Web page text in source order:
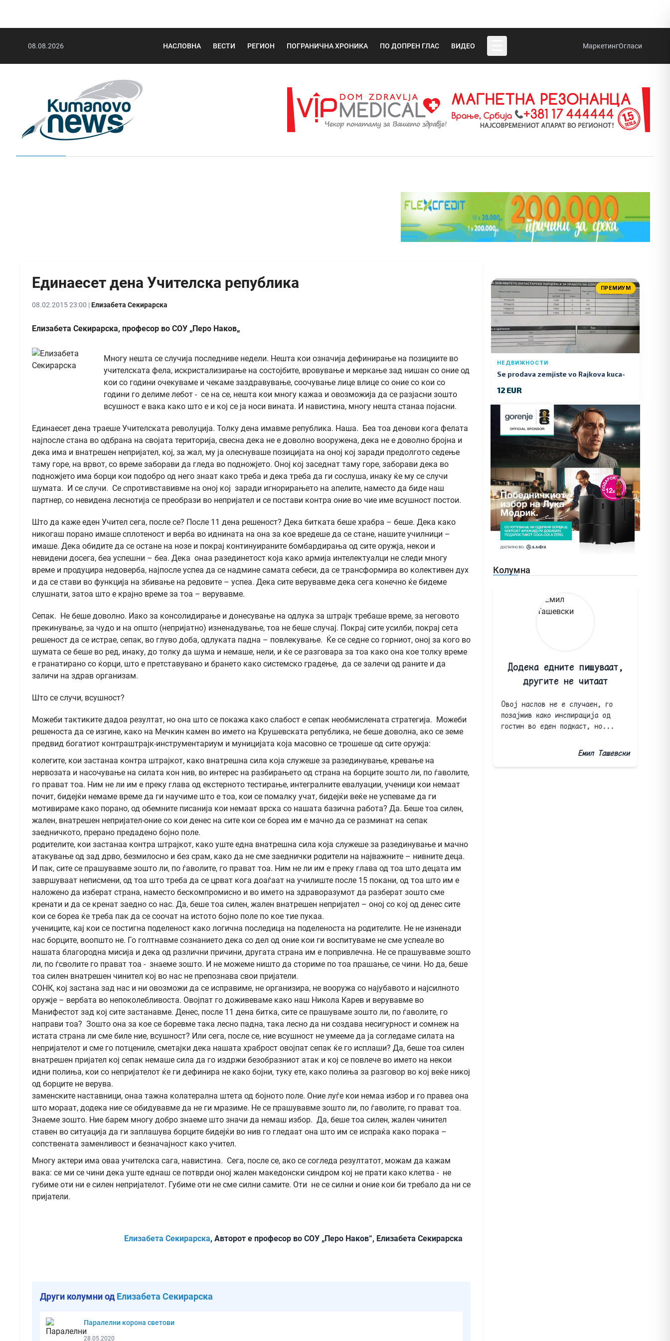
08.08.2026 НАСЛОВНА ВЕСТИ РЕГИОН ПОГРАНИЧНА ХРОНИКА ПО ДОПРЕН ГЛАС ВИДЕО МаркетингОгласи
Единаесет дена Учителска република
08.02.2015 23:00 |Елизабета Секирарска
Елизабета Секирарска, професор во СОУ „Перо Наков„
Многу нешта се случија последниве недели. Нешта кои означија дефинирање на позициите во
учителската фела, искристализирање на состојбите, вровување и меркање зад нишан со оние од
кои со години очекуваме и чекаме заздравување, соочување лице влице со оние со кои со
години го делиме лебот - се на се, нешта кои многу кажаа и овозможија да се разјасни зошто
всушност е вака како што е и кој се ја носи вината. И навистина, многу нешта станаа појасни.
Единаесет дена траеше Учителската револуција. Толку дена имавме република. Наша. Беа тоа денови кога фелата
најпосле стана во одбрана на својата територија, свесна дека не е доволно вооружена, дека не е доволно бројна и
дека има и внатрешен непријател, кој, за жал, му ја олеснуваше позицијата на оној кој заради предолгото седење
таму горе, на врвот, со време заборави да гледа во подножјето. Оној кој заседнат таму горе, заборави дека во
подножјето има борци кои подобро од него знаат како треба и дека треба да ги сослуша, инаку ќе му се случи
шумата. И се случи. Се спротивставивме на оној кој заради игнорирањето на апелите, наместо да биде наш
партнер, со невидена леснотија се преобрази во непријател и се постави контра оние во чие име всушност постои.
Што да каже еден Учител сега, после се? После 11 дена решеност? Дека битката беше храбра – беше. Дека како
никогаш порано имаше сплотеност и верба во иднината на она за кое вредеше да се стане, нашите училници –
имаше. Дека обидите да се остане на нозе и покрај континуираните бомбардирања од сите оружја, некои и
невидени досега, беа успешни – беа. Дека онаа разединетост која како армија интелектуалци не следи многу
време и продуцира недоверба, најпосле успеа да се надмине самата себеси, да се трансформира во колективен дух
и да се стави во функција на збивање на редовите – успеа. Дека сите верувавме дека сега конечно ќе бидеме
слушнати, затоа што е крајно време за тоа – верувавме.
Сепак. Не беше доволно. Иако за консолидирање и донесување на одлука за штрајк требаше време, за неговото
прекинување, за чудо и на општо (непријатно) изненадување, тоа не беше случај. Покрај сите усилби, покрај сета
решеност да се истрае, сепак, во глуво доба, одлуката падна – повлекување. Ќе се седне со горниот, оној за кого во
шумата се беше во ред, инаку, до толку да шума и немаше, нели, и ќе се разговара за тоа како она кое толку време
е гранатирано со ќорци, што е претставувано и брането како системско градење, да се залечи од раните и да
заличи на здрав организам.
Што се случи, всушност?
Можеби тактиките дадоа резултат, но она што се покажа како слабост е сепак необмислената стратегија. Можеби
решеноста да се изгине, како на Мечкин камен во името на Крушевската република, не беше доволна, ако се земе
предвид богатиот контраштрајк-инструментариум и муницијата која масовно се трошеше од сите оружја:
колегите, кои застанаа контра штрајкот, како внатрешна сила која служеше за разединување, кревање на
нервозата и насочување на силата кон нив, во интерес на разбирањето од страна на борците зошто ли, по ѓаволите,
го прават тоа. Ним не ли им е преку глава од екстерното тестирање, интегралните евалуации, ученици кои немаат
почит, бидејќи немаме време да ги научиме што е тоа, кои се помалку учат, бидејќи веќе не успеваме да ги
мотивираме како порано, од обемните писанија кои немаат врска со нашата базична работа? Да. Беше тоа силен,
жален, внатрешен непријател-оние со кои денес на сите кои се бореа им е мачно да се разминат на сепак
заедничкото, прерано предадено бојно поле.
родителите, кои застанаа контра штрајкот, како уште една внатрешна сила која служеше за разединување и мачно
атакување од зад дрво, безмилосно и без срам, како да не сме заеднички родители на најважните – нивните деца.
И пак, сите се прашувавме зошто ли, по ѓаволите, го прават тоа. Ним не ли им е преку глава од тоа што децата им
завршуваат неписмени, од тоа што треба да се црват кога доаѓаат на училиште после 15 покани, од тоа што им е
наложено да изберат страна, наместо бескомпромисно и во името на здраворазумот да разберат зошто сме
кренати и да се кренат заедно со нас. Да, беше тоа силен, жален внатрешен непријател – оној со кој од денес сите
кои се бореа ќе треба пак да се соочат на истото бојно поле по кое тие пукаа.
учениците, кај кои се постигна поделеност како логична последица на поделеноста на родителите. Не не изненади
нас борците, воопшто не. Го голтнавме сознанието дека со дел од оние кои ги воспитуваме не сме успеале во
нашата благородна мисија и дека од различни причини, другата страна им е попривлечна. Не се прашувавме зошто
ли, по ѓсволите го прават тоа - знаеме зошто. И не можеме ништо да сториме по тоа прашање, се чини. Но да, беше
тоа силен внатрешен чинител кој во нас не препознава свои пријатели.
СОНК, кој застана зад нас и ни овозможи да се исправиме, не организира, не вооружа со најубавото и најсилното
оружје – вербата во непоколебливоста. Овојпат го доживеваме како наш Никола Карев и верувавме во
Манифестот зад кој сите застанавме. Денес, после 11 дена битка, сите се прашуваме зошто ли, по ѓаволите, го
направи тоа? Зошто она за кое се боревме така лесно падна, така лесно да ни создава несигурност и сомнеж на
истата страна ли сме биле ние, всушност? Или сега, после се, ние всушност не умееме да ја согледаме силата на
непријателот и сме го потцениле, сметајки дека нашата храброст овојпат сепак ќе го исплаши? Да, беше тоа силен
внатрешен пријател кој сепак немаше сила да го издржи безобразниот атак и кој се повлече во името на некои
идни полиња, кои со непријателот ќе ги дефинира не како бојни, туку ете, како полиња за разговор во кој веќе никој
од борците не верува.
заменските наставници, онаа тажна колатерална штета од бојното поле. Оние луѓе кои немаа избор и го правеа она
што мораат, додека ние се обидувавме да не ги мразиме. Не се прашувавме зошто ли, по ѓаволите, го прават тоа.
Знаеме зошто. Ние барем многу добро знаеме што значи да немаш избор. Да, беше тоа силен, жален чинител
ставен во ситуација да ги заплашува борците бидејќи во нив го гледаат она што им се испраќа како порака –
сопствената заменливост и безначајност како учител.
Многу актери има оваа учителска сага, навистина. Сега, после се, ако се согледа резултатот, можам да кажам
вака: се ми се чини дека уште еднаш се потврди оној жален македонски синдром кој не прати како клетва - не
губиме оти ни е силен непријателот. Губиме оти не сме силни самите. Оти не се силни и оние кои би требало да ни се
пријатели.
Елизабета Секирарска, Авторот е професор во СОУ „Перо Наков“, Елизабета Секирарска
Други колумни од Елизабета Секирарска
Паралелни корона светови
28.05.2020
ПРЕМИУМ
НЕДВИЖНОСТИ
Se prodava zemjiste vo Rajkova kuca-
12 EUR
Колумна
Додека едните пишуваат,
другите не читаат
Овој наслов не е случаен, го
позајмив како инспирација од
гостин во еден подкаст, но...
Емил Ташевски